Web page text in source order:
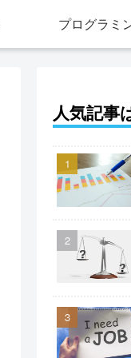
プログラミ
人気記事